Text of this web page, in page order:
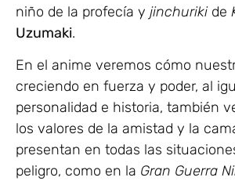
niño de la profecía y jinchurikide
Uzumaki.
En el anime veremos cómo
creciendo en fuerza y poder, al
personalidad e historia, también
los valores de la amistad y la
presentan en todas las
peligro, como en la Gran Guerra